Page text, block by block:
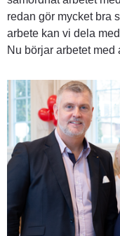
redan gör mycket bra
arbete kan vi dela
Nu börjar arbetet med